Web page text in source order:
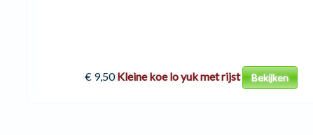
€ 9,50 Kleine koe lo yuk met rijst Bekijken